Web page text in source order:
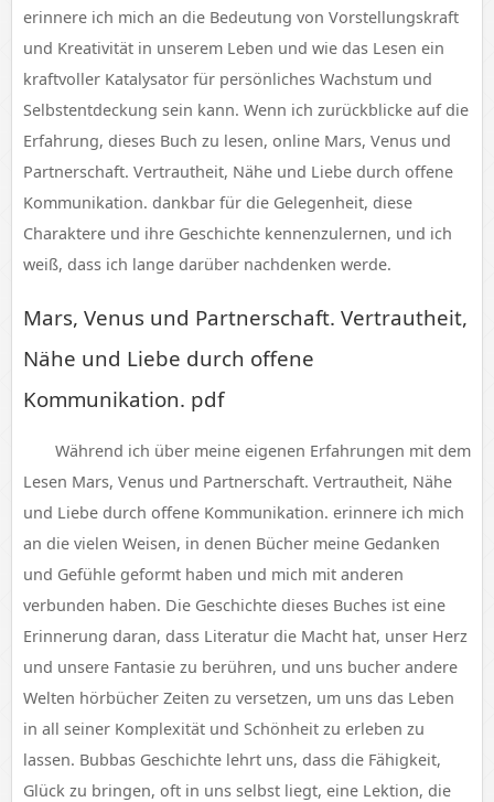
erinnere ich mich an die Bedeutung von Vorstellungskraft
und Kreativität in unserem Leben und wie das Lesen ein
kraftvoller Katalysator für persönliches Wachstum und
Selbstentdeckung sein kann. Wenn ich zurückblicke auf die
Erfahrung, dieses Buch zu lesen, online Mars, Venus und
Partnerschaft. Vertrautheit, Nähe und Liebe durch offene
Kommunikation. dankbar für die Gelegenheit, diese
Charaktere und ihre Geschichte kennenzulernen, und ich
weiß, dass ich lange darüber nachdenken werde.
Mars, Venus und Partnerschaft. Vertrautheit,
Nähe und Liebe durch offene
Kommunikation. pdf
Während ich über meine eigenen Erfahrungen mit dem
Lesen Mars, Venus und Partnerschaft. Vertrautheit, Nähe
und Liebe durch offene Kommunikation. erinnere ich mich
an die vielen Weisen, in denen Bücher meine Gedanken
und Gefühle geformt haben und mich mit anderen
verbunden haben. Die Geschichte dieses Buches ist eine
Erinnerung daran, dass Literatur die Macht hat, unser Herz
und unsere Fantasie zu berühren, und uns bucher andere
Welten hörbücher Zeiten zu versetzen, um uns das Leben
in all seiner Komplexität und Schönheit zu erleben zu
lassen. Bubbas Geschichte lehrt uns, dass die Fähigkeit,
Glück zu bringen, oft in uns selbst liegt, eine Lektion, die